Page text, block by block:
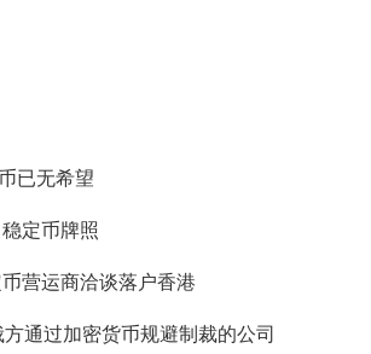
已无希望
定币牌照
营运商洽谈落户香港
通过加密货币规避制裁的公司